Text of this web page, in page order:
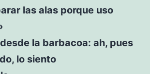
las alas porque uso
la barbacoa: ah, pues
lo siento